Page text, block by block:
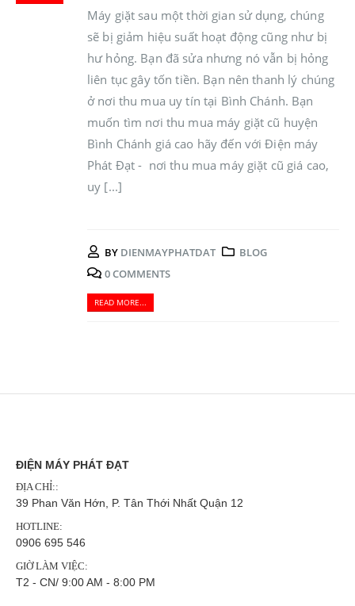
Máy giặt sau một thời gian sử dụng, chúng
sẽ bị giảm hiệu suất hoạt động cũng như bị
hư hỏng. Bạn đã sửa nhưng nó vẫn bị hỏng
liên tục gây tốn tiền. Bạn nên thanh lý chúng
ở nơi thu mua uy tín tại Bình Chánh. Bạn
muốn tìm nơi thu mua máy giặt cũ huyện
Bình Chánh giá cao hãy đến với Điện máy
Phát Đạt - nơi thu mua máy giặt cũ giá cao,
uy [...]
BY DIENMAYPHATDAT
BLOG
0 COMMENTS
READ MORE...
ĐIỆN MÁY PHÁT ĐẠT
ĐỊA CHỈ::
39 Phan Văn Hớn, P. Tân Thới Nhất Quận 12
HOTLINE:
0906 695 546
GIỜ LÀM VIỆC:
T2 - CN/ 9:00 AM - 8:00 PM